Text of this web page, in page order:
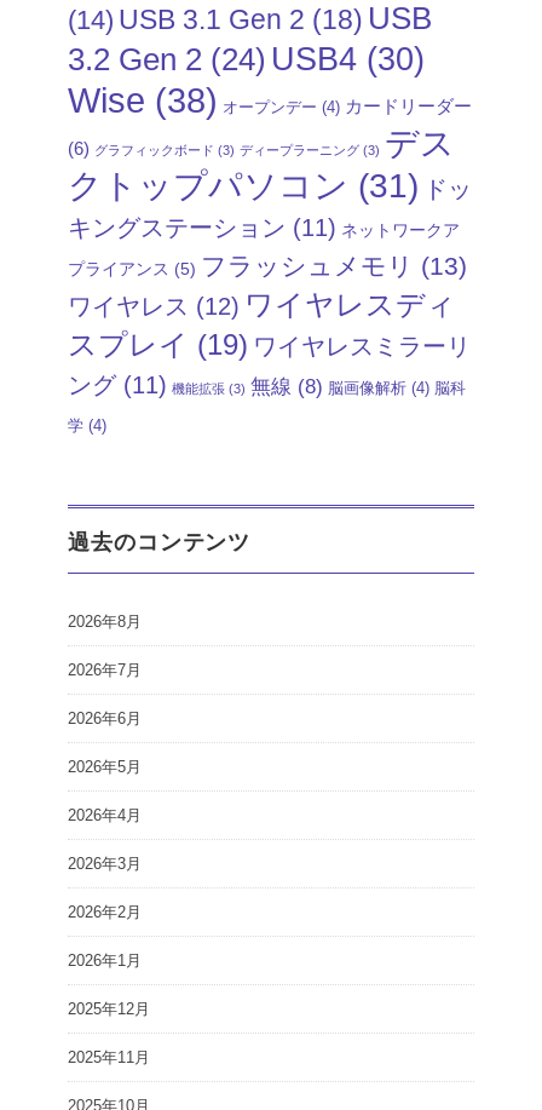
(14) USB 3.1 Gen 2 (18) USB
3.2 Gen 2 (24) USB4 (30)
Wise (38) オープンデー (4) カードリーダー
(6) グラフィックボード (3) ディープラーニング (3) デス
クトップパソコン (31) ドッ
キングステーション (11) ネットワークア
プライアンス (5) フラッシュメモリ (13)
ワイヤレス (12) ワイヤレスディ
スプレイ (19) ワイヤレスミラーリ
ング(11) 機能拡張 (3) 無線 (8) 脳画像解析 (4) 脳科
学 (4)
過去のコンテンツ
2026年8月
2026年7月
2026年6月
2026年5月
2026年4月
2026年3月
2026年2月
2026年1月
2025年12月
2025年11月
2025年10月